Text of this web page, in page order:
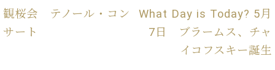
シ
ュ
タ
イ
ベ
ヒ
ン
ト
リ
リ
ー
営
舗
ャ
パ
観桜会 テノール・コン
サート
What Day is Today? 5月
7日 ブラームス、チャ
イコフスキー誕生